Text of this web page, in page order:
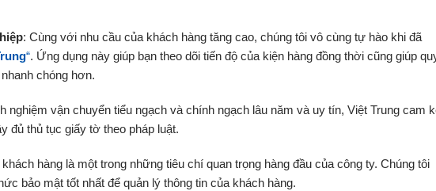
: Cùng với nhu cầu của khách hàng tăng cao, chúng tôi vô cùng tự hào khi đã
“. Ứng dụng này giúp bạn theo dõi tiến độ của kiện hàng đồng thời cũng giúp
chóng hơn.
nghiệm vận chuyển tiểu ngạch và chính ngạch lâu năm và uy tín, Việt Trung cam
đủ thủ tục giấy tờ theo pháp luật.
hàng là một trong những tiêu chí quan trọng hàng đầu của công ty. Chúng tôi
bảo mật tốt nhất để quản lý thông tin của khách hàng.